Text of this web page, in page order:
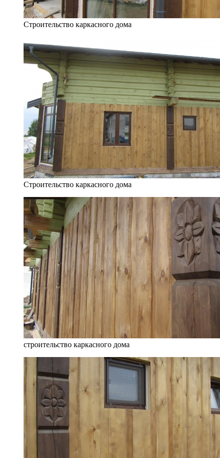
Строительство каркасного дома
Строительство каркасного дома
строительство каркасного дома